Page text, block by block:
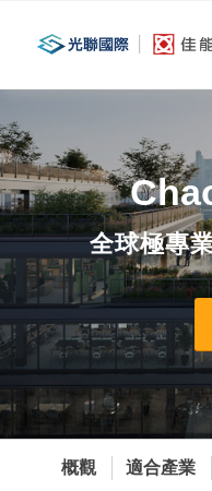
全球極專
概觀 適合產業